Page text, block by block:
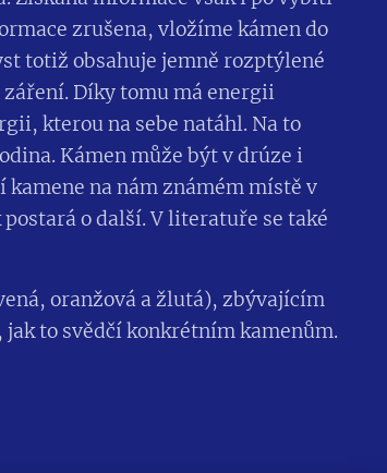
zrušena, vložíme kámen do
totiž obsahuje jemně rozptýlené
Díky tomu má energii
kterou na sebe natáhl. Na to
Kámen může být v drúze i
na nám známém místě v
o další. V literatuře se také
oranžová a žlutá), zbývajícím
to svědčí konkrétním kamenům.